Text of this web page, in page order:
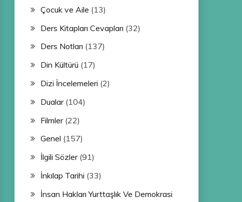
Çocuk ve Aile (13)
Ders Kitapları Cevapları (32)
Ders Notları (137)
Din Kültürü (17)
Dizi İncelemeleri (2)
Dualar(104)
Filmler(22)
Genel (157)
İlgili Sözler(91)
İnkılap Tarihi (33)
İnsan Hakları Yurttaşlık Ve Demokrasi